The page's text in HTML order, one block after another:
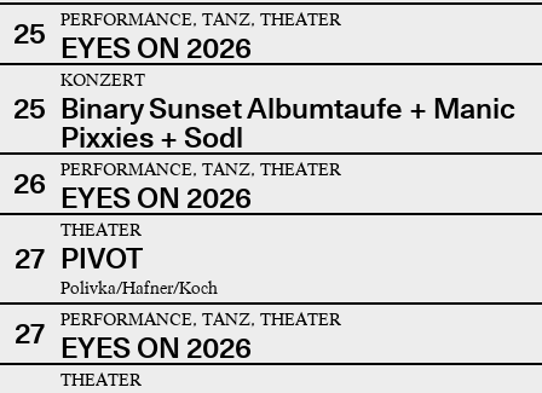
25 PERFORMANCE, TANZ, THEATER
EYES ON 2026
25
KONZERT
Binary Sunset Albumtaufe + Manic
Pixxies + Sodl
26
PERFORMANCE, TANZ, THEATER
EYES ON 2026
27
THEATER
PIVOT
Polivka/Hafner/Koch
27 PERFORMANCE, TANZ, THEATER
EYES ON 2026
THEATER